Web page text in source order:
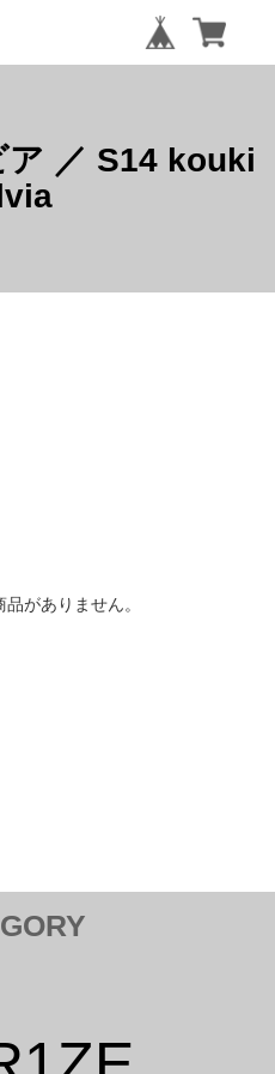
ア ／ S14 kouki
がありません。
ンキット